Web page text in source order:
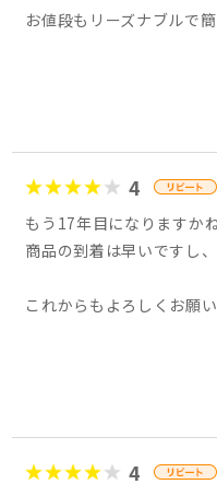
お値段もリーズナブルで
4
もう17年目になりますか
商品の到着は早いですし
これからもよろしくお願
4